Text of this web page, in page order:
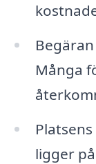
Många
ligger